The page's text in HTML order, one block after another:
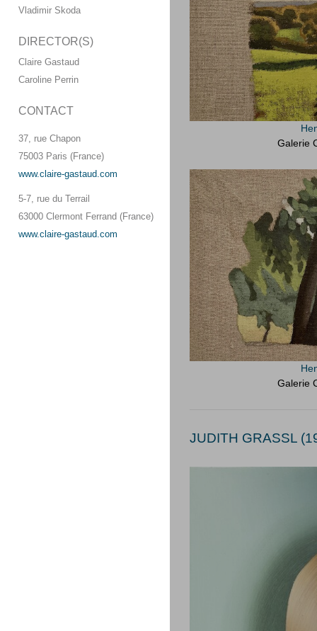
Vladimir Skoda
DIRECTOR(S)
Claire Gastaud
Caroline Perrin
CONTACT
37, rue Chapon
75003 Paris (France)
www.claire-gastaud.com
5-7, rue du Terrail
63000 Clermont Ferrand (France)
www.claire-gastaud.com
Galerie
Galerie
JUDITH GRASSL